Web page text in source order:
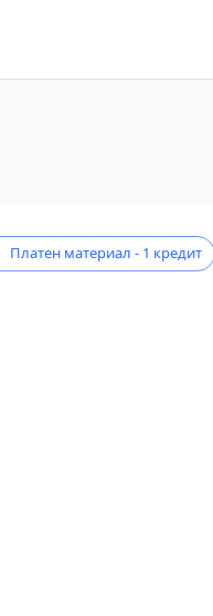
Платен материал - 1 кредит